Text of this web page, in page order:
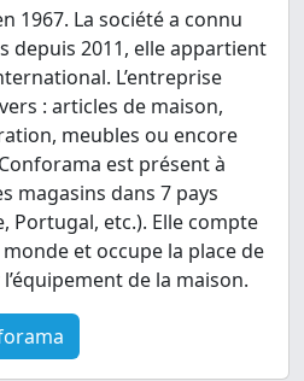
1967. La société a connu
depuis 2011, elle appartient
L’entreprise
: articles de maison,
meubles ou encore
est présent à
magasins dans 7 pays
Portugal, etc.). Elle compte
et occupe la place de
de la maison.